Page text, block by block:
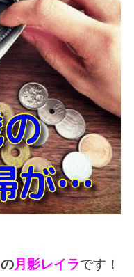
の月影レイラです！